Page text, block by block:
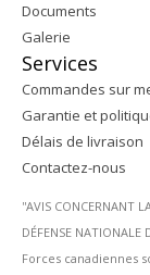
Documents
Galerie
Services
Commandes sur
Garantie et
Délais de livraison
Contactez-nous
''AVIS CONCERNANT
DÉFENSE
Forces canadiennes